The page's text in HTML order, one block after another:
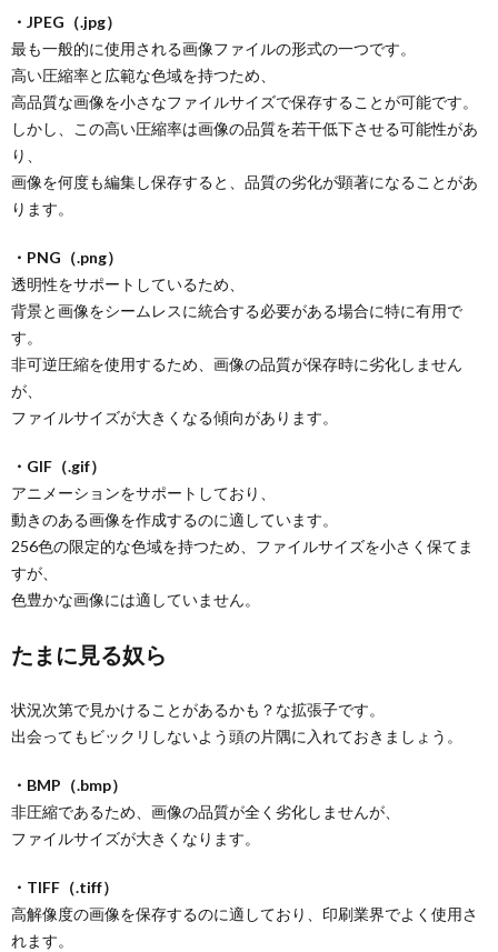
・JPEG（.jpg）
最も一般的に使用される画像ファイルの形式の一つです。
高い圧縮率と広範な色域を持つため、
高品質な画像を小さなファイルサイズで保存することが可能です。
しかし、この高い圧縮率は画像の品質を若干低下させる可能性があ
り、
画像を何度も編集し保存すると、品質の劣化が顕著になることがあ
ります。
・PNG（.png）
透明性をサポートしているため、
背景と画像をシームレスに統合する必要がある場合に特に有用で
す。
非可逆圧縮を使用するため、画像の品質が保存時に劣化しません
が、
ファイルサイズが大きくなる傾向があります。
・GIF（.gif）
アニメーションをサポートしており、
動きのある画像を作成するのに適しています。
256色の限定的な色域を持つため、ファイルサイズを小さく保てま
すが、
色豊かな画像には適していません。
たまに見る奴ら
状況次第で見かけることがあるかも？な拡張子です。
出会ってもビックリしないよう頭の片隅に入れておきましょう。
・BMP（.bmp）
非圧縮であるため、画像の品質が全く劣化しませんが、
ファイルサイズが大きくなります。
・TIFF（.tiff）
高解像度の画像を保存するのに適しており、印刷業界でよく使用さ
れます。